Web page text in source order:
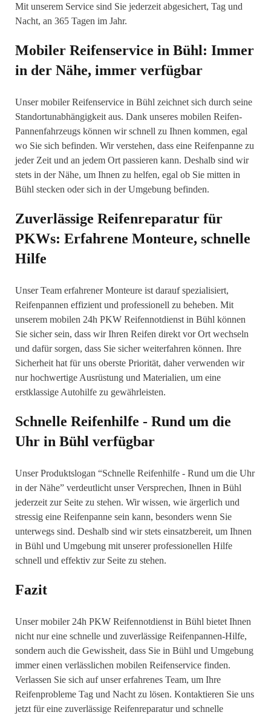
Mit unserem Service sind Sie jederzeit abgesichert, Tag und
Nacht, an 365 Tagen im Jahr.
Mobiler Reifenservice in Bühl: Immer
in der Nähe, immer verfügbar
Unser mobiler Reifenservice in Bühl zeichnet sich durch seine
Standortunabhängigkeit aus. Dank unseres mobilen Reifen-
Pannenfahrzeugs können wir schnell zu Ihnen kommen, egal
wo Sie sich befinden. Wir verstehen, dass eine Reifenpanne zu
jeder Zeit und an jedem Ort passieren kann. Deshalb sind wir
stets in der Nähe, um Ihnen zu helfen, egal ob Sie mitten in
Bühl stecken oder sich in der Umgebung befinden.
Zuverlässige Reifenreparatur für
PKWs: Erfahrene Monteure, schnelle
Hilfe
Unser Team erfahrener Monteure ist darauf spezialisiert,
Reifenpannen effizient und professionell zu beheben. Mit
unserem mobilen 24h PKW Reifennotdienst in Bühl können
Sie sicher sein, dass wir Ihren Reifen direkt vor Ort wechseln
und dafür sorgen, dass Sie sicher weiterfahren können. Ihre
Sicherheit hat für uns oberste Priorität, daher verwenden wir
nur hochwertige Ausrüstung und Materialien, um eine
erstklassige Autohilfe zu gewährleisten.
Schnelle Reifenhilfe - Rund um die
Uhr in Bühl verfügbar
Unser Produktslogan “Schnelle Reifenhilfe - Rund um die Uhr
in der Nähe” verdeutlicht unser Versprechen, Ihnen in Bühl
jederzeit zur Seite zu stehen. Wir wissen, wie ärgerlich und
stressig eine Reifenpanne sein kann, besonders wenn Sie
unterwegs sind. Deshalb sind wir stets einsatzbereit, um Ihnen
in Bühl und Umgebung mit unserer professionellen Hilfe
schnell und effektiv zur Seite zu stehen.
Fazit
Unser mobiler 24h PKW Reifennotdienst in Bühl bietet Ihnen
nicht nur eine schnelle und zuverlässige Reifenpannen-Hilfe,
sondern auch die Gewissheit, dass Sie in Bühl und Umgebung
immer einen verlässlichen mobilen Reifenservice finden.
Verlassen Sie sich auf unser erfahrenes Team, um Ihre
Reifenprobleme Tag und Nacht zu lösen. Kontaktieren Sie uns
jetzt für eine zuverlässige Reifenreparatur und schnelle